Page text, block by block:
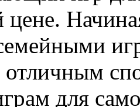
цене.
отличным
для